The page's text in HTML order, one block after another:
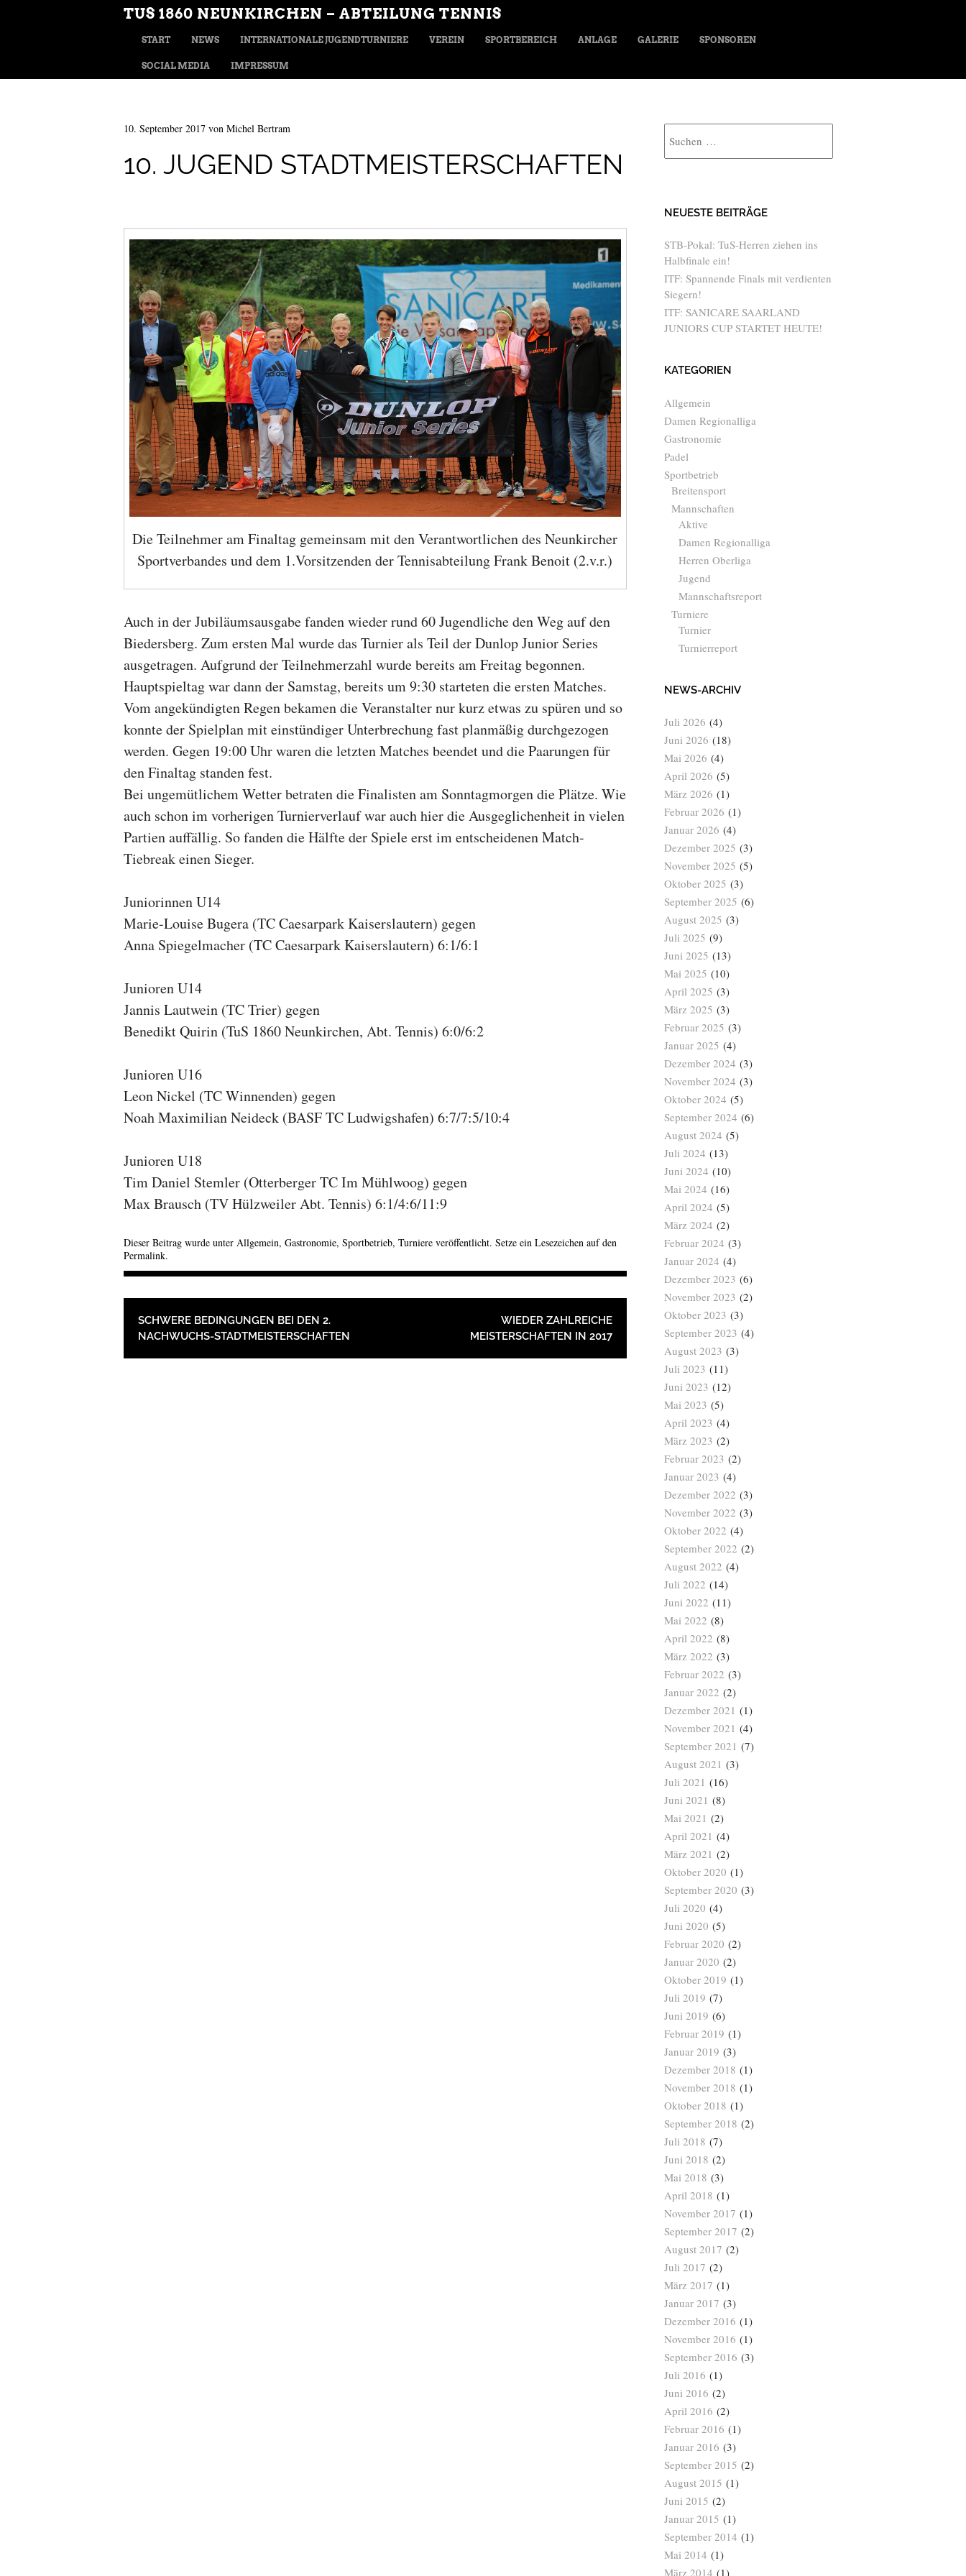
TUS 1860 NEUNKIRCHEN – ABTEILUNG TENNIS
MENÜ
ZUM INHALT SPRINGEN
START NEWS INTERNATIONALE JUGENDTURNIERE VEREIN SPORTBEREICH ANLAGE GALERIE SPONSOREN
SOCIAL MEDIA IMPRESSUM
10. September 2017 von Michel Bertram
10. JUGEND STADTMEISTERSCHAFTEN
Die Teilnehmer am Finaltag gemeinsam mit den Verantwortlichen des Neunkircher
Sportverbandes und dem 1.Vorsitzenden der Tennisabteilung Frank Benoit (2.v.r.)
Auch in der Jubiläumsausgabe fanden wieder rund 60 Jugendliche den Weg auf den
Biedersberg. Zum ersten Mal wurde das Turnier als Teil der Dunlop Junior Series
ausgetragen. Aufgrund der Teilnehmerzahl wurde bereits am Freitag begonnen.
Hauptspieltag war dann der Samstag, bereits um 9:30 starteten die ersten Matches.
Vom angekündigten Regen bekamen die Veranstalter nur kurz etwas zu spüren und so
konnte der Spielplan mit einstündiger Unterbrechung fast planmäßig durchgezogen
werden. Gegen 19:00 Uhr waren die letzten Matches beendet und die Paarungen für
den Finaltag standen fest.
Bei ungemütlichem Wetter betraten die Finalisten am Sonntagmorgen die Plätze. Wie
auch schon im vorherigen Turnierverlauf war auch hier die Ausgeglichenheit in vielen
Partien auffällig. So fanden die Hälfte der Spiele erst im entscheidenen Match-
Tiebreak einen Sieger.
Juniorinnen U14
Marie-Louise Bugera (TC Caesarpark Kaiserslautern) gegen
Anna Spiegelmacher (TC Caesarpark Kaiserslautern) 6:1/6:1
Junioren U14
Jannis Lautwein (TC Trier) gegen
Benedikt Quirin (TuS 1860 Neunkirchen, Abt. Tennis) 6:0/6:2
Junioren U16
Leon Nickel (TC Winnenden) gegen
Noah Maximilian Neideck (BASF TC Ludwigshafen) 6:7/7:5/10:4
Junioren U18
Tim Daniel Stemler (Otterberger TC Im Mühlwoog) gegen
Max Brausch (TV Hülzweiler Abt. Tennis) 6:1/4:6/11:9
Dieser Beitrag wurde unter Allgemein, Gastronomie, Sportbetrieb, Turniere veröffentlicht. Setze ein Lesezeichen auf den
Permalink.
BEITRAGSNAVIGATION
SCHWERE BEDINGUNGEN BEI DEN 2.
NACHWUCHS-STADTMEISTERSCHAFTEN
WIEDER ZAHLREICHE
MEISTERSCHAFTEN IN 2017
NEUESTE BEITRÄGE
STB-Pokal: TuS-Herren ziehen ins
Halbfinale ein!
ITF: Spannende Finals mit verdienten
Siegern!
ITF: SANICARE SAARLAND
JUNIORS CUP STARTET HEUTE!
KATEGORIEN
Allgemein
Damen Regionalliga
Gastronomie
Padel
Sportbetrieb
Breitensport
Mannschaften
Aktive
Damen Regionalliga
Herren Oberliga
Jugend
Mannschaftsreport
Turniere
Turnier
Turnierreport
NEWS-ARCHIV
Juli 2026 (4)
Juni 2026 (18)
Mai 2026 (4)
April 2026 (5)
März 2026 (1)
Februar 2026 (1)
Januar 2026 (4)
Dezember 2025 (3)
November 2025 (5)
Oktober 2025 (3)
September 2025 (6)
August 2025 (3)
Juli 2025 (9)
Juni 2025 (13)
Mai 2025 (10)
April 2025 (3)
März 2025 (3)
Februar 2025 (3)
Januar 2025 (4)
Dezember 2024 (3)
November 2024 (3)
Oktober 2024 (5)
September 2024 (6)
August 2024 (5)
Juli 2024 (13)
Juni 2024 (10)
Mai 2024 (16)
April 2024 (5)
März 2024 (2)
Februar 2024 (3)
Januar 2024 (4)
Dezember 2023 (6)
November 2023 (2)
Oktober 2023 (3)
September 2023 (4)
August 2023 (3)
Juli 2023 (11)
Juni 2023 (12)
Mai 2023 (5)
April 2023 (4)
März 2023 (2)
Februar 2023 (2)
Januar 2023 (4)
Dezember 2022 (3)
November 2022 (3)
Oktober 2022 (4)
September 2022 (2)
August 2022 (4)
Juli 2022 (14)
Juni 2022 (11)
Mai 2022 (8)
April 2022 (8)
März 2022 (3)
Februar 2022 (3)
Januar 2022 (2)
Dezember 2021 (1)
November 2021 (4)
September 2021 (7)
August 2021 (3)
Juli 2021 (16)
Juni 2021 (8)
Mai 2021 (2)
April 2021 (4)
März 2021 (2)
Oktober 2020 (1)
September 2020 (3)
Juli 2020 (4)
Juni 2020 (5)
Februar 2020 (2)
Januar 2020 (2)
Oktober 2019 (1)
Juli 2019 (7)
Juni 2019 (6)
Februar 2019 (1)
Januar 2019 (3)
Dezember 2018 (1)
November 2018 (1)
Oktober 2018 (1)
September 2018 (2)
Juli 2018 (7)
Juni 2018 (2)
Mai 2018 (3)
April 2018 (1)
November 2017 (1)
September 2017 (2)
August 2017 (2)
Juli 2017 (2)
März 2017 (1)
Januar 2017 (3)
Dezember 2016 (1)
November 2016 (1)
September 2016 (3)
Juli 2016 (1)
Juni 2016 (2)
April 2016 (2)
Februar 2016 (1)
Januar 2016 (3)
September 2015 (2)
August 2015 (1)
Juni 2015 (2)
Januar 2015 (1)
September 2014 (1)
Mai 2014 (1)
März 2014 (1)